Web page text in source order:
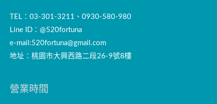
TEL：03-301-3211、0930-580-980
Line ID：@520fortuna
e-mail:520fortuna@gmail.com
地址：桃園市大興西路二段26-9號8樓
營業時間